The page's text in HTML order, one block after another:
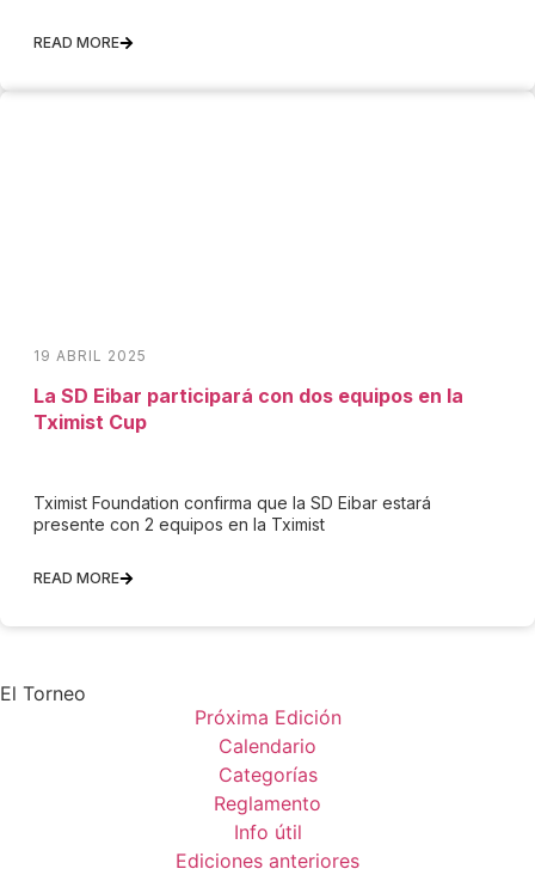
READ MORE
19 ABRIL 2025
La SD Eibar participará con dos equipos en la
Tximist Cup
Tximist Foundation confirma que la SD Eibar estará
presente con 2 equipos en la Tximist
READ MORE
El Torneo
Próxima Edición
Calendario
Categorías
Reglamento
Info útil
Ediciones anteriores